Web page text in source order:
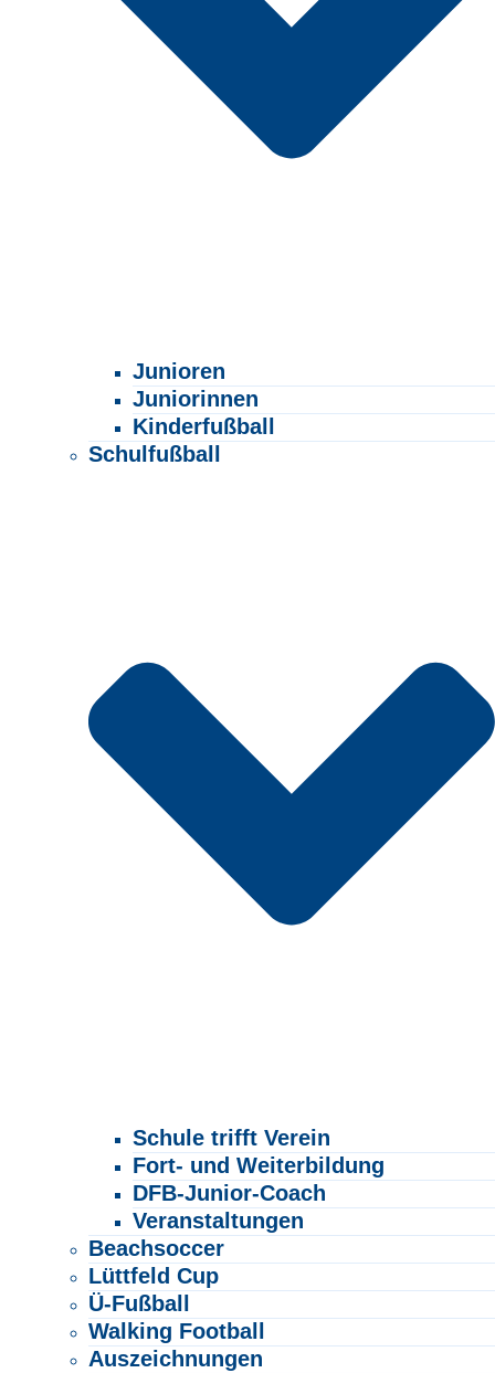
Junioren
Juniorinnen
Kinderfußball
Schulfußball
Schule trifft Verein
Fort- und Weiterbildung
DFB-Junior-Coach
Veranstaltungen
Beachsoccer
Lüttfeld Cup
Ü-Fußball
Walking Football
Auszeichnungen